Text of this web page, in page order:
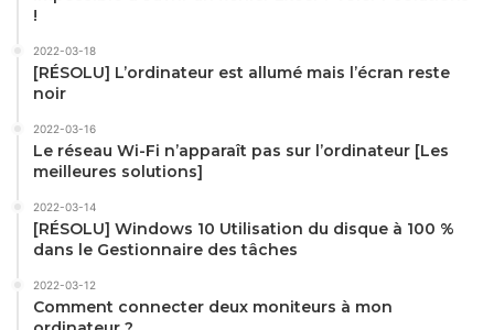
!
2022-03-18
[RÉSOLU] L’ordinateur est allumé mais l’écran reste
noir
2022-03-16
Le réseau Wi-Fi n’apparaît pas sur l’ordinateur [Les
meilleures solutions]
2022-03-14
[RÉSOLU] Windows 10 Utilisation du disque à 100 %
dans le Gestionnaire des tâches
2022-03-12
Comment connecter deux moniteurs à mon